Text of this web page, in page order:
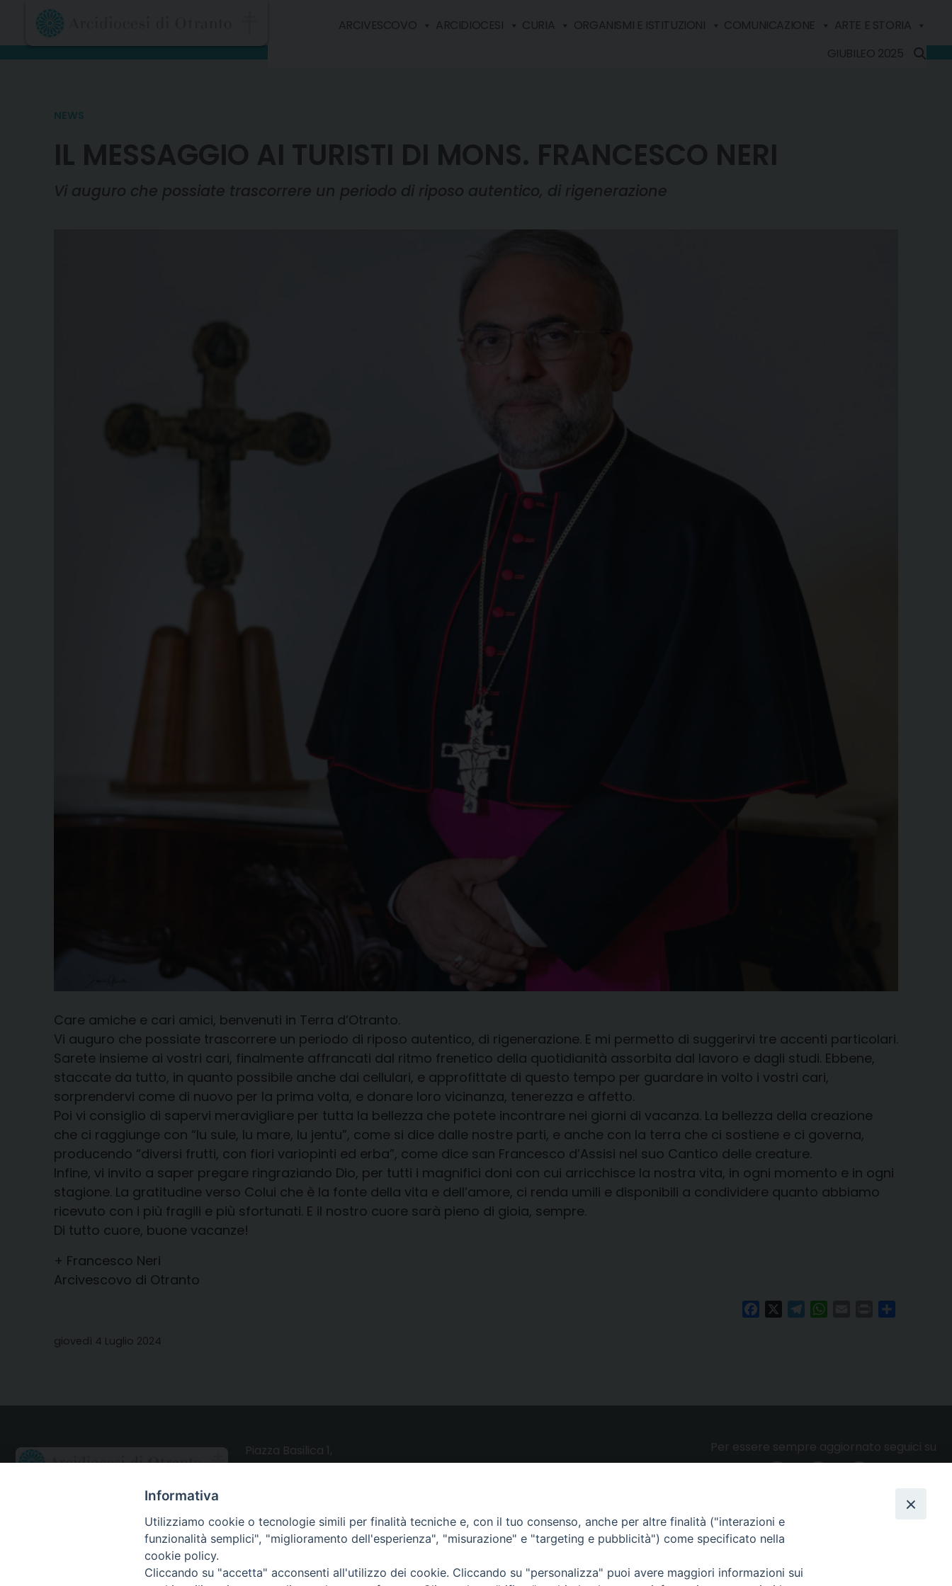
content
ARCIVESCOVO ARCIDIOCESI CURIA ORGANISMI E ISTITUZIONI COMUNICAZIONE
ARTE E STORIA
GIUBILEO 2025
NEWS
IL MESSAGGIO AI TURISTI DI MONS. FRANCESCO NERI
Vi auguro che possiate trascorrere un periodo di riposo autentico, di rigenerazione
Care amiche e cari amici, benvenuti in Terra d’Otranto.
Vi auguro che possiate trascorrere un periodo di riposo autentico, di rigenerazione. E mi permetto di suggerirvi tre accenti particolari.
Sarete insieme ai vostri cari, finalmente affrancati dal ritmo frenetico della quotidianità assorbita dal lavoro e dagli studi. Ebbene,
staccate da tutto, in quanto possibile anche dai cellulari, e approfittate di questo tempo per guardare in volto i vostri cari,
sorprendervi come di nuovo per la prima volta, e donare loro vicinanza, tenerezza e affetto.
Poi vi consiglio di sapervi meravigliare per tutta la bellezza che potete incontrare nei giorni di vacanza. La bellezza della creazione
che ci raggiunge con “lu sule, lu mare, lu jentu”, come si dice dalle nostre parti, e anche con la terra che ci sostiene e ci governa,
producendo “diversi frutti, con fiori variopinti ed erba”, come dice san Francesco d’Assisi nel suo Cantico delle creature.
Infine, vi invito a saper pregare ringraziando Dio, per tutti i magnifici doni con cui arricchisce la nostra vita, in ogni momento e in ogni
stagione. La gratitudine verso Colui che è la fonte della vita e dell’amore, ci renda umili e disponibili a condividere quanto abbiamo
ricevuto con i più fragili e più sfortunati. E il nostro cuore sarà pieno di gioia, sempre.
Di tutto cuore, buone vacanze!
+ Francesco Neri
Arcivescovo di Otranto
FacebookTelegramWhatsAppPrint
giovedì 4 Luglio 2024
CONTATTI
Webmail Uffici
Webmail Parrocchie
UTILITY
Altri articoli
Privacy e cookie policy
Informativa
Utilizziamo cookie o tecnologie simili per finalità tecniche e, con il tuo consenso, anche per altre finalità ("interazioni e
funzionalità semplici", "miglioramento dell'esperienza", "misurazione" e "targeting e pubblicità") come specificato nella
cookie policy.
Cliccando su "accetta" acconsenti all'utilizzo dei cookie. Cliccando su "personalizza" puoi avere maggiori informazioni sui